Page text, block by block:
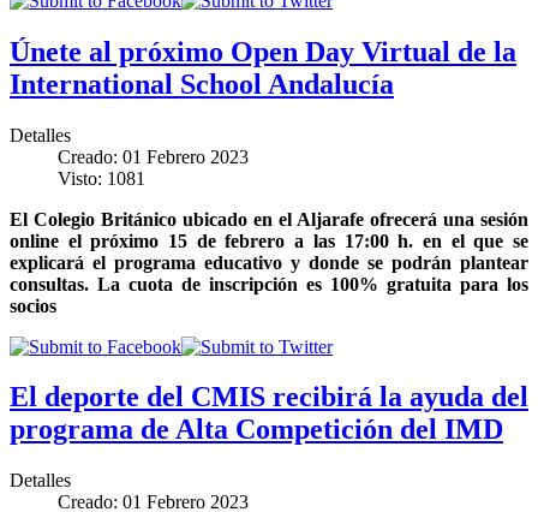
Únete al próximo Open Day Virtual de la
International School Andalucía
Detalles
Creado: 01 Febrero 2023
Visto: 1081
El Colegio Británico ubicado en el Aljarafe ofrecerá una sesión
online el próximo 15 de febrero a las 17:00 h. en el que se
explicará el programa educativo y donde se podrán plantear
consultas. La cuota de inscripción es 100% gratuita para los
socios
El deporte del CMIS recibirá la ayuda del
programa de Alta Competición del IMD
Detalles
Creado: 01 Febrero 2023